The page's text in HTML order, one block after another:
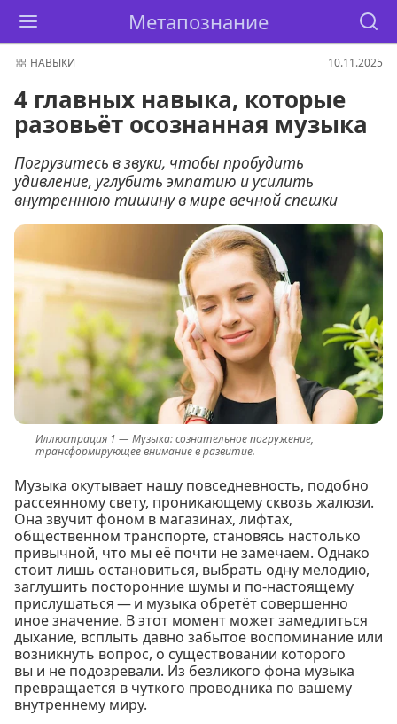
Метапознание
НАВЫКИ 10.11.2025
4 главных навыка, которые
разовьёт осознанная музыка
Погрузитесь в звуки, чтобы пробудить
удивление, углубить эмпатию и усилить
внутреннюю тишину в мире вечной спешки
Музыка: сознательное погружение,
трансформирующее внимание в развитие.
Музыка окутывает нашу повседневность, подобно
рассеянному свету, проникающему сквозь жалюзи.
Она звучит фоном в магазинах, лифтах,
общественном транспорте, становясь настолько
привычной, что мы её почти не замечаем. Однако
стоит лишь остановиться, выбрать одну мелодию,
заглушить посторонние шумы и по-настоящему
прислушаться — и музыка обретёт совершенно
иное значение. В этот момент может замедлиться
дыхание, всплыть давно забытое воспоминание или
возникнуть вопрос, о существовании которого
вы и не подозревали. Из безликого фона музыка
превращается в чуткого проводника по вашему
внутреннему миру.